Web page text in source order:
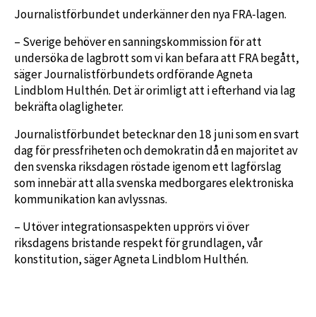
Journalistförbundet underkänner den nya FRA-lagen.
– Sverige behöver en sanningskommission för att
undersöka de lagbrott som vi kan befara att FRA begått,
säger Journalistförbundets ordförande Agneta
Lindblom Hulthén. Det är orimligt att i efterhand via lag
bekräfta olagligheter.
Journalistförbundet betecknar den 18 juni som en svart
dag för pressfriheten och demokratin då en majoritet av
den svenska riksdagen röstade igenom ett lagförslag
som innebär att alla svenska medborgares elektroniska
kommunikation kan avlyssnas.
– Utöver integrationsaspekten upprörs vi över
riksdagens bristande respekt för grundlagen, vår
konstitution, säger Agneta Lindblom Hulthén.